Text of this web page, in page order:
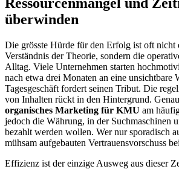
überwinden
Die grösste Hürde für den Erfolg ist oft nicht
Verständnis der Theorie, sondern die
Alltag. Viele Unternehmen starten
nach etwa drei Monaten an eine unsichtbare
Tagesgeschäft fordert seinen Tribut. Die
von Inhalten rückt in den Hintergrund.
organisches Marketing für KMU am
jedoch die Währung, in der Suchmaschinen
bezahlt werden wollen. Wer nur sporadisch
mühsam aufgebauten Vertrauensvorschuss
Effizienz ist der einzige Ausweg aus dieser